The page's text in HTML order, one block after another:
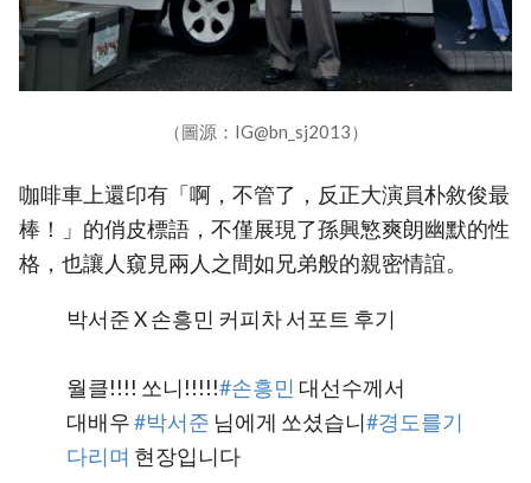
（圖源：IG@bn_sj2013）
咖啡車上還印有「啊，不管了，反正大演員朴敘俊最
棒！」的俏皮標語，不僅展現了孫興慜爽朗幽默的性
格，也讓人窺見兩人之間如兄弟般的親密情誼。
박서준 X 손흥민 커피차 서포트 후기
월클!!!! 쏘니!!!!!#손흥민 대선수께서
대배우#박서준 님에게 쏘셨습니#경도를기
다리며 현장입니다